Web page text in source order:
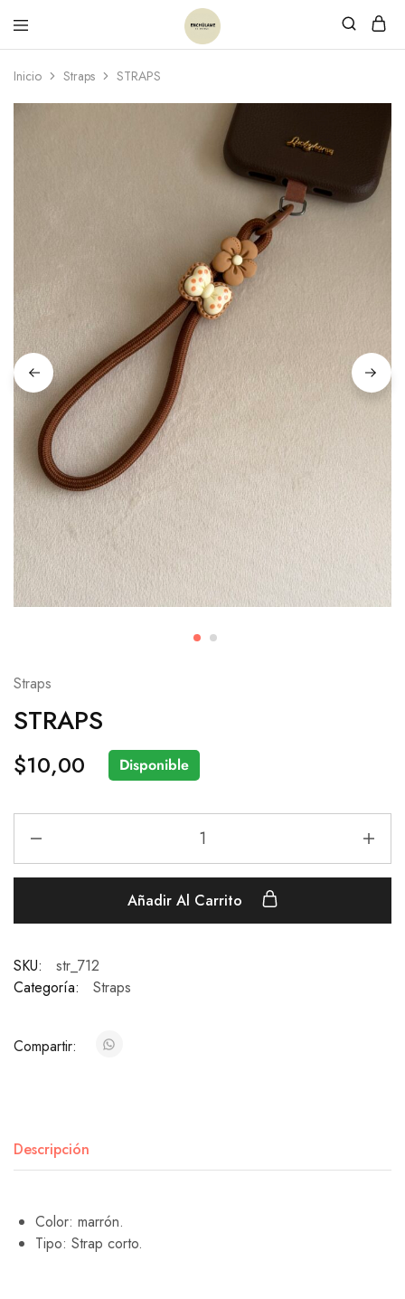
Inicio Straps STRAPS
Straps
STRAPS
$10,00 Disponible
Añadir Al Carrito
SKU:
str_712
Categoría:
Straps
Compartir:
Descripción
Color: marrón.
Tipo: Strap corto.